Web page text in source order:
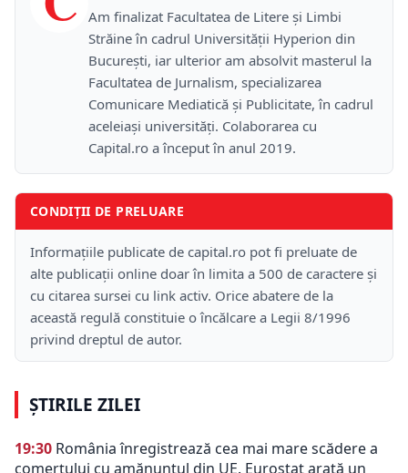
Am finalizat Facultatea de Litere și Limbi
Străine în cadrul Universității Hyperion din
București, iar ulterior am absolvit masterul la
Facultatea de Jurnalism, specializarea
Comunicare Mediatică și Publicitate, în cadrul
aceleiași universități. Colaborarea cu
Capital.ro a început în anul 2019.
CONDIȚII DE PRELUARE
Informațiile publicate de capital.ro pot fi preluate de
alte publicații online doar în limita a 500 de caractere și
cu citarea sursei cu link activ. Orice abatere de la
această regulă constituie o încălcare a Legii 8/1996
privind dreptul de autor.
ȘTIRILE ZILEI
19:30 România înregistrează cea mai mare scădere a
comerțului cu amănuntul din UE. Eurostat arată un